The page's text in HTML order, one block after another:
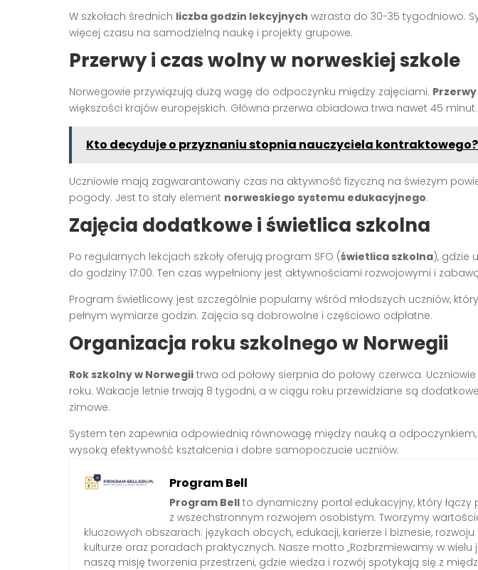
W szkołach średnich liczba godzin lekcyjnych wzrasta do 30-35 tygodniowo.
więcej czasu na samodzielną naukę i projekty grupowe.
Przerwy i czas wolny w norweskiej szkole
Norwegowie przywiązują dużą wagę do odpoczynku między zajęciami.
większości krajów europejskich. Główna przerwa obiadowa trwa nawet 45 minut.
Kto decyduje o przyznaniu stopnia nauczyciela kontraktowego?
Uczniowie mają zagwarantowany czas na aktywność fizyczną na świeżym
pogody. Jest to stały element norweskiego systemu edukacyjnego.
Zajęcia dodatkowe i świetlica szkolna
Po regularnych lekcjach szkoły oferują program SFO (świetlica szkolna), gdzie
do godziny 17:00. Ten czas wypełniony jest aktywnościami rozwojowymi i
Program świetlicowy jest szczególnie popularny wśród młodszych uczniów,
pełnym wymiarze godzin. Zajęcia są dobrowolne i częściowo odpłatne.
Organizacja roku szkolnego w Norwegii
Rok szkolny w Norwegii trwa od połowy sierpnia do połowy czerwca.
roku. Wakacje letnie trwają 8 tygodni, a w ciągu roku przewidziane są
zimowe.
System ten zapewnia odpowiednią równowagę między nauką a odpoczynkiem,
wysoką efektywność kształcenia i dobre samopoczucie uczniów.
Program Bell
Program Bell to dynamiczny portal edukacyjny, który
z wszechstronnym rozwojem osobistym. Tworzymy
kluczowych obszarach: językach obcych, edukacji, karierze i biznesie,
kulturze oraz poradach praktycznych. Nasze motto „Rozbrzmiewamy w wielu
naszą misję tworzenia przestrzeni, gdzie wiedza i rozwój spotykają się z